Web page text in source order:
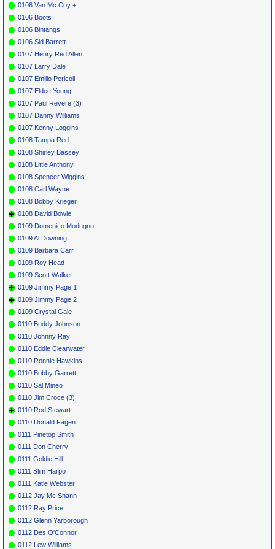
0106 Van Mc Coy +
0106 Boots
0106 Bintangs
0106 Sid Barrett
0107 Henry Red Allen
0107 Larry Dale
0107 Emilio Pericoli
0107 Eldee Young
0107 Paul Revere (3)
0107 Danny Williams
0107 Kenny Loggins
0108 Tampa Red
0108 Shirley Bassey
0108 Little Anthony
0108 Spencer Wiggins
0108 Carl Wayne
0108 Bobby Krieger
0108 David Bowie
0109 Domenico Modugno
0109 Al Downing
0109 Barbara Carr
0109 Roy Head
0109 Scott Walker
0109 Jimmy Page 1
0109 Jimmy Page 2
0109 Crystal Gale
0110 Buddy Johnson
0110 Johnny Ray
0110 Eddie Clearwater
0110 Ronnie Hawkins
0110 Bobby Garrett
0110 Sal Mineo
0110 Jim Croce (3)
0110 Rod Stewart
0110 Donald Fagen
0111 Pinetop Smith
0111 Don Cherry
0111 Goldie Hill
0111 Slim Harpo
0111 Katie Webster
0112 Jay Mc Shann
0112 Ray Price
0112 Glenn Yarborough
0112 Des O'Connor
0112 Lew Williams